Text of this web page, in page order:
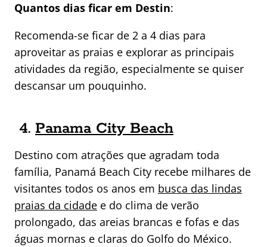
Quantos dias ficar em Destin:
Recomenda-se ficar de 2 a 4 dias para
aproveitar as praias e explorar as principais
atividades da região, especialmente se quiser
descansar um pouquinho.
4. Panama City Beach
Destino com atrações que agradam toda
família, Panamá Beach City recebe milhares de
visitantes todos os anos em busca das lindas
praias da cidade e do clima de verão
prolongado, das areias brancas e fofas e das
águas mornas e claras do Golfo do México.